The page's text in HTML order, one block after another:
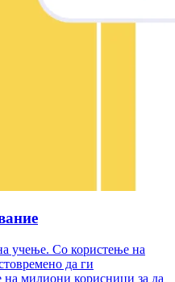
учење. Со користење на
да ги
милиони корисници за да